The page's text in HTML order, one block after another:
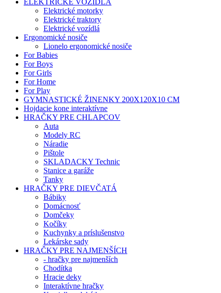
ELEKTRICKÉ VOZIDLÁ
Elektrické motorky
Elektrické traktory
Elektrické vozídlá
Ergonomické nosiče
Lionelo ergonomické nosiče
For Babies
For Boys
For Girls
For Home
For Play
GYMNASTICKÉ ŽINENKY 200X120X10 CM
Hojdacie kone interaktívne
HRAČKY PRE CHLAPCOV
Auta
Modely RC
Náradie
Pištole
SKLADACKY Technic
Stanice a garáže
Tanky
HRAČKY PRE DIEVČATÁ
Bábiky
Domácnosť
Domčeky
Kočíky
Kuchynky a príslušenstvo
Lekárske sady
HRAČKY PRE NAJMENŠÍCH
- hračky pre najmenších
Chodítka
Hracie deky
Interaktívne hračky